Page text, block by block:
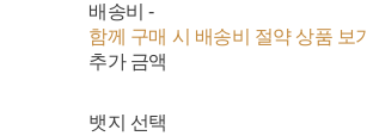
배송비-
함께 구매 시 배송비 절약 상품 보기
추가 금액
뱃지 선택